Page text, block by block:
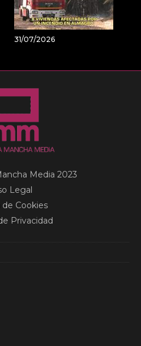
31/07/2026
Media 2023
Legal
de Cookies
Privacidad